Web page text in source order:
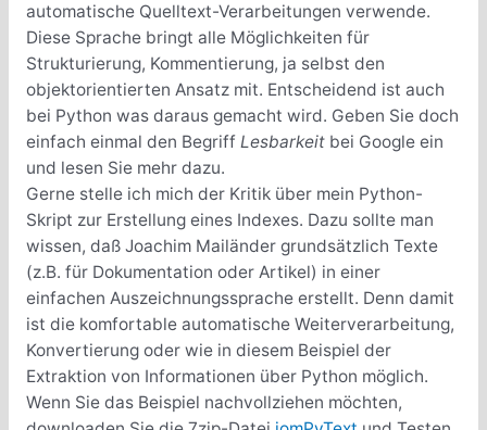
automatische Quelltext-Verarbeitungen verwende.
Diese Sprache bringt alle Möglichkeiten für
Strukturierung, Kommentierung, ja selbst den
objektorientierten Ansatz mit. Entscheidend ist auch
bei Python was daraus gemacht wird. Geben Sie doch
einfach einmal den Begriff Lesbarkeitbei Google ein
und lesen Sie mehr dazu.
Gerne stelle ich mich der Kritik über mein Python-
Skript zur Erstellung eines Indexes. Dazu sollte man
wissen, daß Joachim Mailänder grundsätzlich Texte
(z.B. für Dokumentation oder Artikel) in einer
einfachen Auszeichnungssprache erstellt. Denn damit
ist die komfortable automatische Weiterverarbeitung,
Konvertierung oder wie in diesem Beispiel der
Extraktion von Informationen über Python möglich.
Wenn Sie das Beispiel nachvollziehen möchten,